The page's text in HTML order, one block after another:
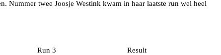
Nummer twee Joosje Westink kwam in haar laatste run wel heel
Run 3
Result